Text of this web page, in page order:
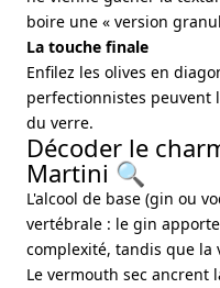
boire une « version
La touche finale
Enfilez les olives en
perfectionnistes peuvent
du verre.
Décoder le
Martini 🔍
L'alcool de base (gin ou
vertébrale : le gin
complexité, tandis que la
Le vermouth sec ancrent